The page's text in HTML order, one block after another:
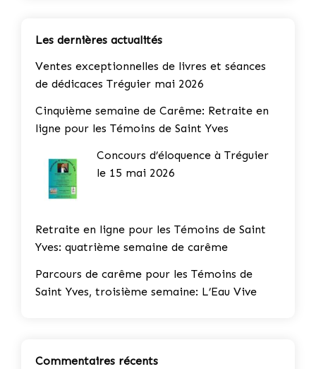
Les dernières actualités
Ventes exceptionnelles de livres et séances
de dédicaces Tréguier mai 2026
Cinquième semaine de Carême: Retraite en
ligne pour les Témoins de Saint Yves
Concours d’éloquence à Tréguier
le 15 mai 2026
Retraite en ligne pour les Témoins de Saint
Yves: quatrième semaine de carême
Parcours de carême pour les Témoins de
Saint Yves, troisième semaine: L’Eau Vive
Commentaires récents